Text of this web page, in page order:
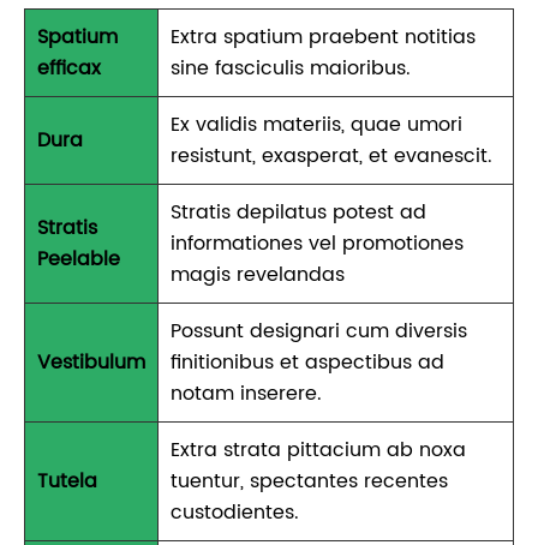
Spatium
efficax
Extra spatium praebent notitias
sine fasciculis maioribus.
Dura
Ex validis materiis, quae umori
resistunt, exasperat, et evanescit.
Stratis
Peelable
Stratis depilatus potest ad
informationes vel promotiones
magis revelandas
Vestibulum
Possunt designari cum diversis
finitionibus et aspectibus ad
notam inserere.
Tutela
Extra strata pittacium ab noxa
tuentur, spectantes recentes
custodientes.